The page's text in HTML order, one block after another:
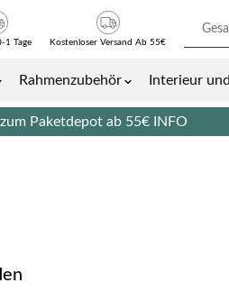
Rahmenzubehör
Interieur
1 Tage Kostenloser Versand Ab 55€
Paketdepot ab 55€ INFO